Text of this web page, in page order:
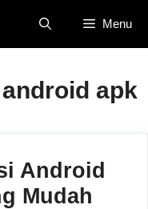
Menu
apk
Android
Mudah